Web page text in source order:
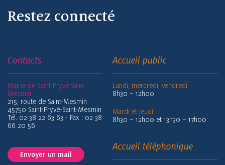
Restez connecté
Contacts
Mairie de Saint Pryvé Saint
Mesmin
215, route de Saint-Mesmin
45750 Saint-Pryvé-Saint-Mesmin
Tél. 02 38 22 63 63 - Fax : 02 38
66 20 56
Envoyer un mail
Accueil public
Lundi, mercredi, vendredi
8h30 – 12h00
Mardi et jeudi
8h30 – 12h00 et 13h30 – 17h00
Accueil téléphonique